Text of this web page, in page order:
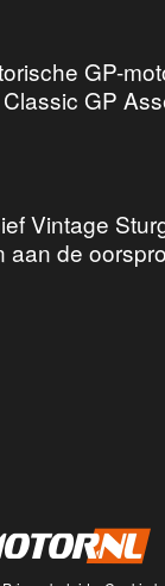
GP-
GP
Vintage
aan de